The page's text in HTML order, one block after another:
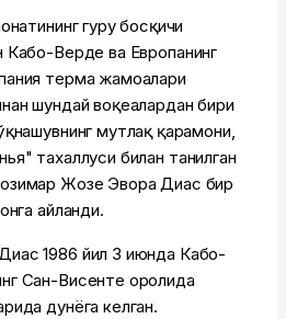
гуруҳ босқичи
Кабо-Верде ва Европанинг
терма жамоалари
шундай воқеалардан бири
мутлақ қаҳрамони,
тахаллуси билан танилган
Жозе Эвора Диас бир
айланди.
1986 йил 3 июнда Кабо-
Сан-Висенте оролида
дунёга келган.